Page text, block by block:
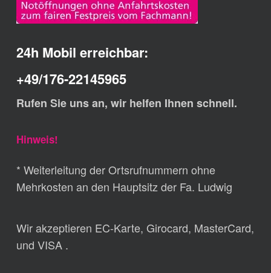
24h Mobil erreichbar:
+49/176-22145965
Rufen Sie uns an, wir helfen Ihnen schnell.
Hinweis!
* Weiterleitung der Ortsrufnummern ohne
Mehrkosten an den Hauptsitz der Fa. Ludwig
Wir akzeptieren EC-Karte, Girocard, MasterCard,
und VISA .